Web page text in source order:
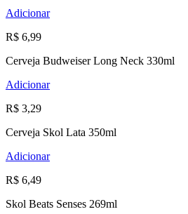
Adicionar
R$ 6,99
Cerveja Budweiser Long Neck 330ml
Adicionar
R$ 3,29
Cerveja Skol Lata 350ml
Adicionar
R$ 6,49
Skol Beats Senses 269ml